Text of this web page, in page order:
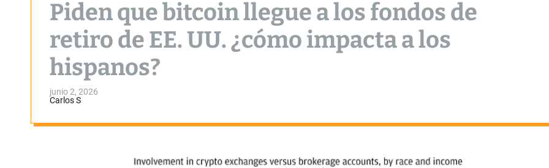
Piden que bitcoin llegue a los fondos de
retiro de EE. UU. ¿cómo impacta a los
hispanos?
junio 2, 2026
Carlos S